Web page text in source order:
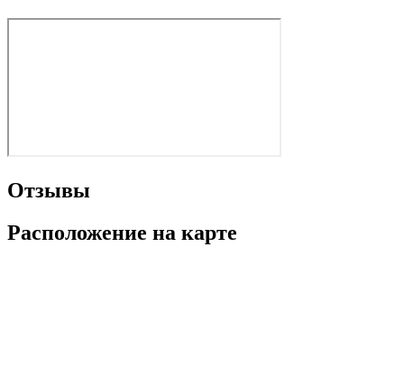
Отзывы
Расположение на карте